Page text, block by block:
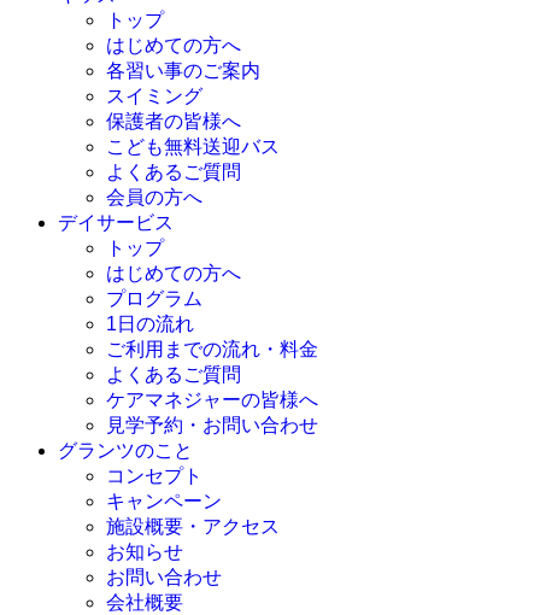
トップ
はじめての方へ
各習い事のご案内
スイミング
保護者の皆様へ
こども無料送迎バス
よくあるご質問
会員の方へ
デイサービス
トップ
はじめての方へ
プログラム
1日の流れ
ご利用までの流れ・料金
よくあるご質問
ケアマネジャーの皆様へ
見学予約・お問い合わせ
グランツのこと
コンセプト
キャンペーン
施設概要・アクセス
お知らせ
お問い合わせ
会社概要